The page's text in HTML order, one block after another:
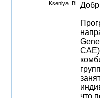
что